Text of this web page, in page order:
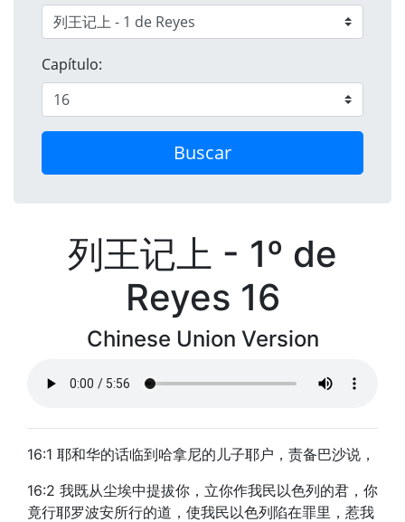
Capítulo:
Buscar
列王记上 - 1º de
Reyes 16
Chinese Union Version
16:1 耶和华的话临到哈拿尼的儿子耶户，责备巴沙说，
16:2 我既从尘埃中提拔你，立你作我民以色列的君，你
竟行耶罗波安所行的道，使我民以色列陷在罪里，惹我